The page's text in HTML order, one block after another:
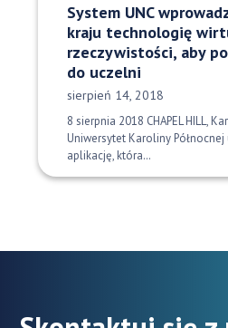
System UNC
kraju technologię
rzeczywistości, aby
do uczelni
Data opublikowania:
sierpień 14, 2018
8 sierpnia 2018 CHAPEL HILL,
Uniwersytet Karoliny
aplikację, która…